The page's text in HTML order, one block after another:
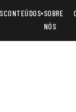
CONTEÚDOS▾SOBRE
NÓS